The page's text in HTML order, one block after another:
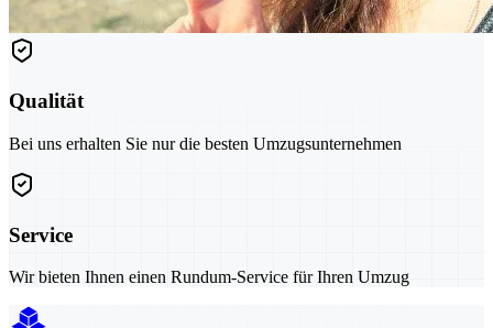
Qualität
Bei uns erhalten Sie nur die besten Umzugsunternehmen
Service
Wir bieten Ihnen einen Rundum-Service für Ihren Umzug